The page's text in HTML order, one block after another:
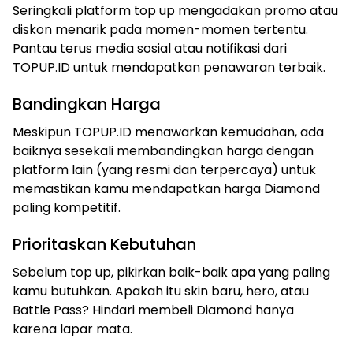
Seringkali platform top up mengadakan promo atau
diskon menarik pada momen-momen tertentu.
Pantau terus media sosial atau notifikasi dari
TOPUP.ID untuk mendapatkan penawaran terbaik.
Bandingkan Harga
Meskipun TOPUP.ID menawarkan kemudahan, ada
baiknya sesekali membandingkan harga dengan
platform lain (yang resmi dan terpercaya) untuk
memastikan kamu mendapatkan harga Diamond
paling kompetitif.
Prioritaskan Kebutuhan
Sebelum top up, pikirkan baik-baik apa yang paling
kamu butuhkan. Apakah itu skin baru, hero, atau
Battle Pass? Hindari membeli Diamond hanya
karena lapar mata.